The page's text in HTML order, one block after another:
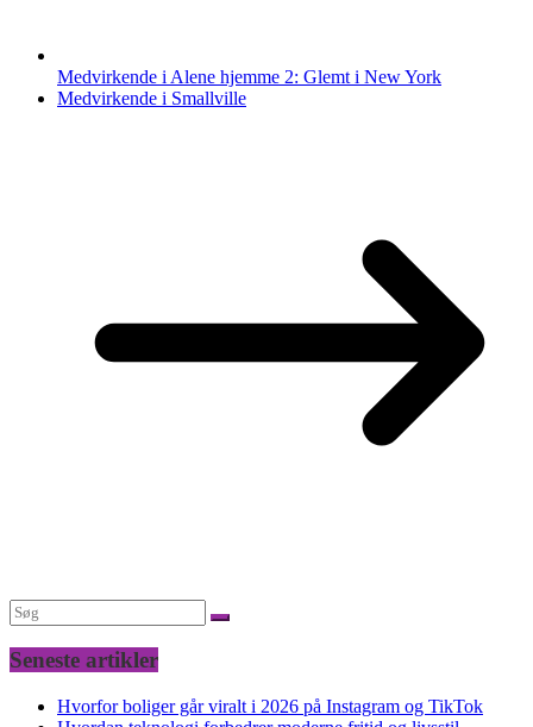
Medvirkende i Alene hjemme 2: Glemt i New York
Medvirkende i Smallville
Seneste artikler
Hvorfor boliger går viralt i 2026 på Instagram og TikTok